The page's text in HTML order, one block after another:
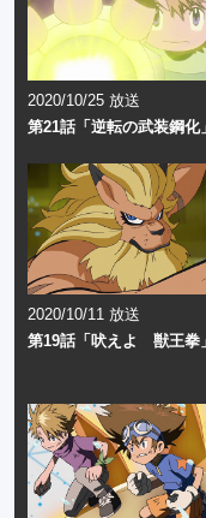
2020/10/25 放送
第21話「逆転の武装鋼化」
2020/10/11 放送
第19話「吠えよ 獣王拳」